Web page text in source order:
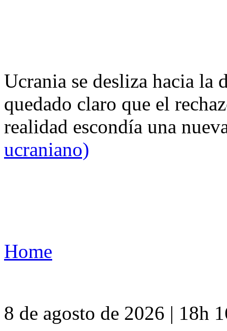
Ucrania se desliza hacia
quedado claro que el
realidad escondía una
ucraniano)
Home
8 de agosto de 2026 | 18h